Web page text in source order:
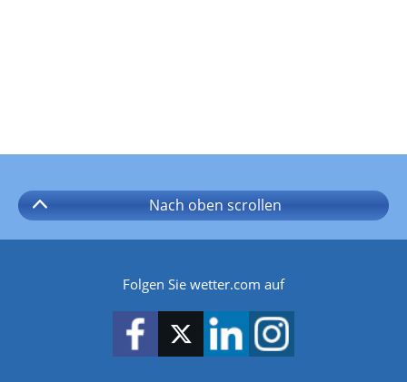
Nach oben scrollen
Folgen Sie wetter.com auf